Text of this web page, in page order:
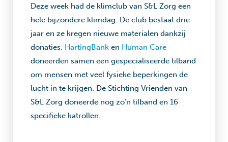
Deze week had de klimclub van S&L Zorg een
hele bijzondere klimdag. De club bestaat drie
jaar en ze kregen nieuwe materialen dankzij
donaties. HartingBank en Human Care
doneerden samen een gespecialiseerde tilband
om mensen met veel fysieke beperkingen de
lucht in te krijgen. De Stichting Vrienden van
S&L Zorg doneerde nog zo’n tilband en 16
specifieke katrollen.